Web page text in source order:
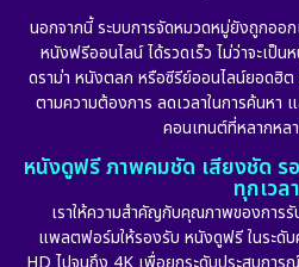
นอกจากนี้ ระบบการจัดหมวดหมู่ยังถูกออก
หนังฟรีออนไลน์ ได้รวดเร็ว ไม่ว่าจะเป็
ดราม่า หนังตลก หรือซีรีย์ออนไลน์ยอดฮิ
ตามความต้องการ ลดเวลาในการค้นหา
คอนเทนต์ที่หลากหล
หนังดูฟรี ภาพคมชัด เสียงชัด
ทุกเวลา
เราให้ความสำคัญกับคุณภาพของการ
แพลตฟอร์มให้รองรับ หนังดูฟรี ในระดั